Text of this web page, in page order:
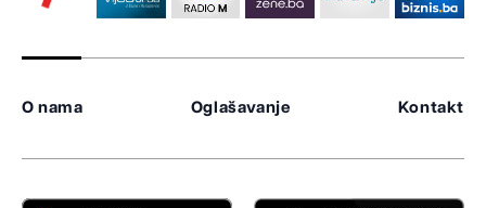
O nama Oglašavanje Kontakt